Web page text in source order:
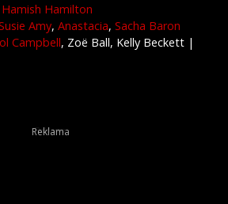
Hamish Hamilton
Amy, Anastacia, Sacha Baron
Campbell, Zoë Ball, Kelly Beckett |